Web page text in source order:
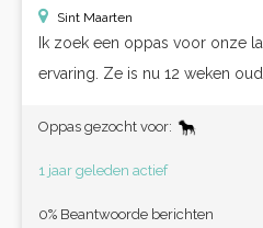
Sint Maarten
Ik zoek een oppas voor onze
ervaring. Ze is nu 12 weken
Oppas gezocht voor:
1 jaar geleden actief
0% Beantwoorde berichten